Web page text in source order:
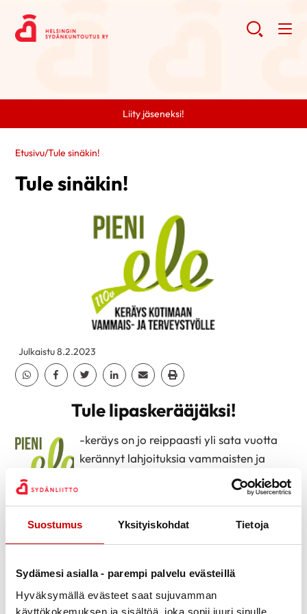
Suostumus Yksityiskohdat Tietoja
Sydämesi asialla - parempi palvelu evästeillä
Hyväksymällä evästeet saat sujuvamman
käyttökokemuksen ja sisältöä, joka sopii juuri sinulle.
Liity jäseneksi!
Etusivu/Tule sinäkin!
Tule sinäkin!
Julkaistu 8.2.2023
Jaa Whatsapp
Jaa Facebook
Jaa TwitterJaa Linkedin
Jaa EmailJaa Print
Tule lipaskerääjäksi!
-keräys on jo reippaasti yli sata vuotta
kerännyt lahjoituksia vammaisten ja
pitkäaikaissairaiden hyvinvoinnin
vaalimiseen. Keräys on aina vaalien
Helsingin Sydänkuntoutus ry on ollut mukana
yhdistykselle ja auttaa meitä näin pitämään yllä
liikuntaohjelmaamme.